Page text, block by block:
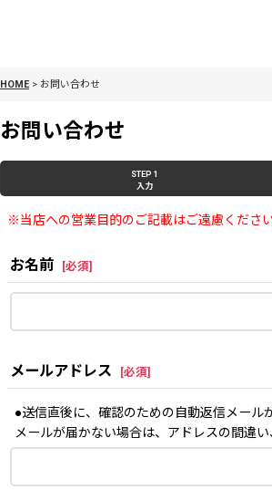
HOME > お問い合わせ
お問い合わせ
STEP 1
入力
※当店への営業目的のご記載はご遠慮くださ
お名前 [必須]
メールアドレス [必須]
●送信直後に、確認のための自動返信メール
メールが届かない場合は、アドレスの間違